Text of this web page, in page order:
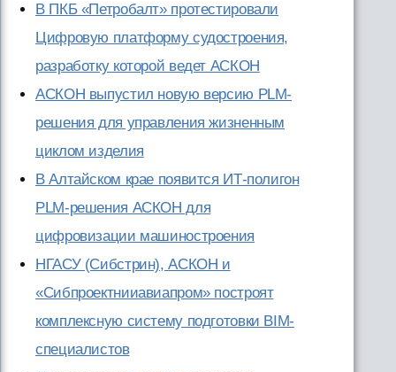
В ПКБ «Петробалт» протестировали
Цифровую платформу судостроения,
разработку которой ведет АСКОН
АСКОН выпустил новую версию PLM-
решения для управления жизненным
циклом изделия
В Алтайском крае появится ИТ-полигон
PLM-решения АСКОН для
цифровизации машиностроения
НГАСУ (Сибстрин), АСКОН и
«Сибпроектнииавиапром» построят
комплексную систему подготовки BIM-
специалистов